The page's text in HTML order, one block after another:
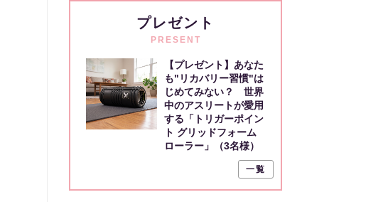
プレゼント
PRESENT
【プレゼント】あなた
も"リカバリー習慣"は
じめてみない？ 世界
中のアスリートが愛用
する「トリガーポイン
ト グリッドフォーム
ローラー」（3名様）
一覧